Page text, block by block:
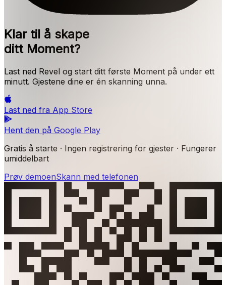
Klar til å skape
ditt Moment?
Last ned Revel og start ditt første Moment på under ett
minutt. Gjestene dine er én skanning unna.
Last ned fra App Store
Hent den på Google Play
Gratis å starte · Ingen registrering for gjester · Fungerer
umiddelbart
Prøv demoenSkann med telefonen